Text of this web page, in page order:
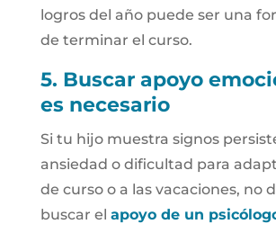
logros del año puede ser una
de terminar el curso.
5. Buscar apoyo
es necesario
Si tu hijo muestra signos
ansiedad o dificultad para
de curso o a las vacaciones, no
buscar el apoyo de un